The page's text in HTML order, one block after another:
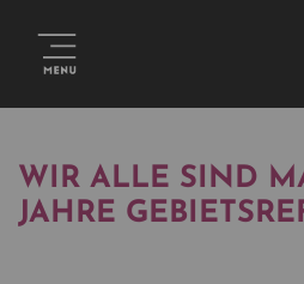
WIR ALLE SIND
JAHRE